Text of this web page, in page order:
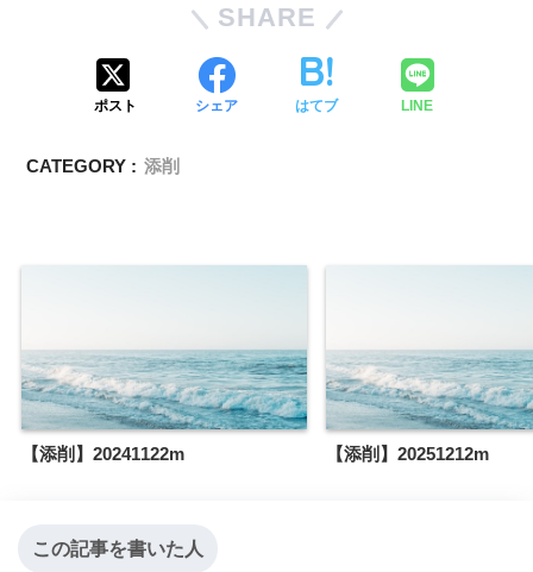
SHARE
ポスト シェア はてブ LINE
CATEGORY : 添削
【添削】20241122m 【添削】20251212m
この記事を書いた人